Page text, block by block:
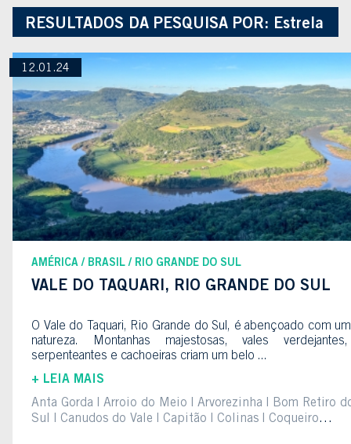
RESULTADOS DA PESQUISA POR: Estrela
12.01.24
AMÉRICA BRASIL RIO GRANDE DO SUL
VALE DO TAQUARI, RIO GRANDE DO SUL
O Vale do Taquari, Rio Grande do Sul, é abençoado com
natureza. Montanhas majestosas, vales
serpenteantes e cachoeiras criam um belo ...
+ LEIA MAIS
Anta Gorda
Arroio do Meio Arvorezinha
Bom Retiro
Sul
Canudos do Vale Capitão Colinas
Coqueiro